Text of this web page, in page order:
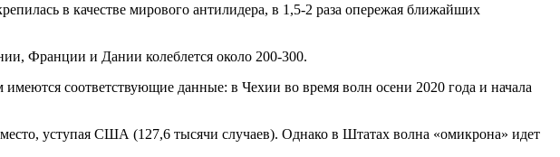
в качестве мирового антилидера, в 1,5-2 раза опережая ближайших
Франции и Дании колеблется около 200-300.
соответствующие данные: в Чехии во время волн осени 2020 года и начала
уступая США (127,6 тысячи случаев). Однако в Штатах волна «омикрона» идет